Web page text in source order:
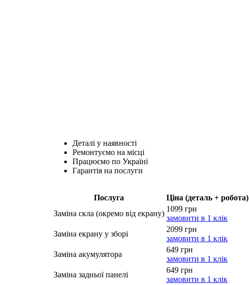
Деталі у наявності
Ремонтуємо на місці
Працюємо по Україні
Гарантія на послуги
Послуга
Ціна (деталь + робота)
Заміна скла (окремо від екрану)
1099 грн
замовити в 1 клік
Заміна екрану у зборі
2099 грн
замовити в 1 клік
Заміна акумулятора
649 грн
замовити в 1 клік
Заміна задньої панелі
649 грн
замовити в 1 клік